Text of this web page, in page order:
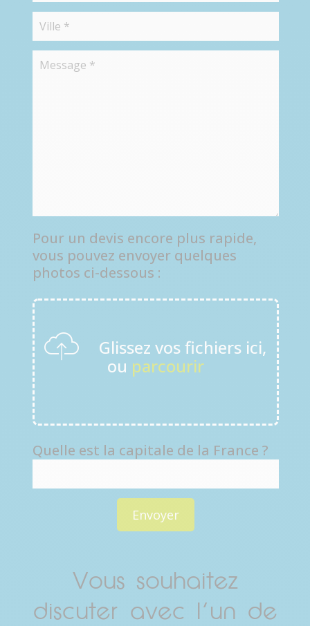
Pour un devis encore plus rapide,
vous pouvez envoyer quelques
photos ci-dessous :
Glissez vos fichiers ici,
ou parcourir
Quelle est la capitale de la France ?
Vous souhaitez
discuter avec l’un de